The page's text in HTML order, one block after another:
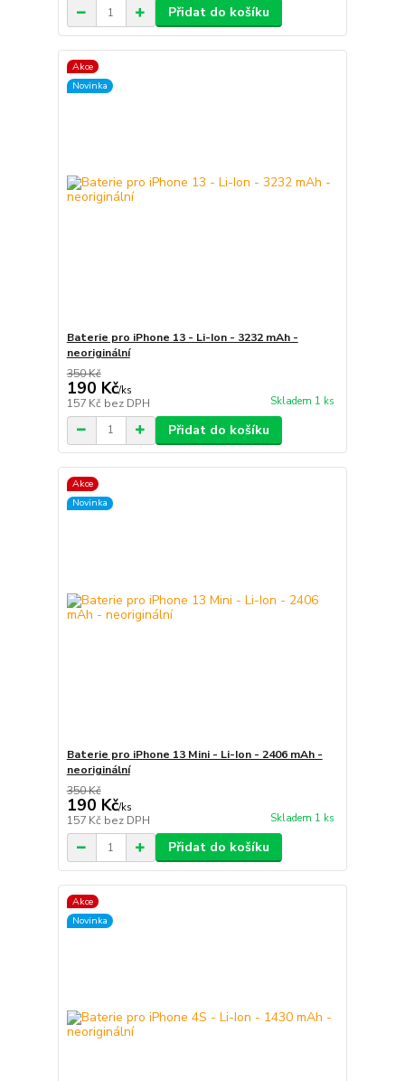
Přidat do košíku
Akce
Novinka
Baterie pro iPhone 13 - Li-Ion - 3232 mAh -
neoriginální
350 Kč
190 Kč/ks
157 Kč bez DPH Skladem 1 ks
Přidat do košíku
Akce
Novinka
Baterie pro iPhone 13 Mini - Li-Ion - 2406 mAh -
neoriginální
350 Kč
190 Kč/ks
157 Kč bez DPH Skladem 1 ks
Přidat do košíku
Akce
Novinka